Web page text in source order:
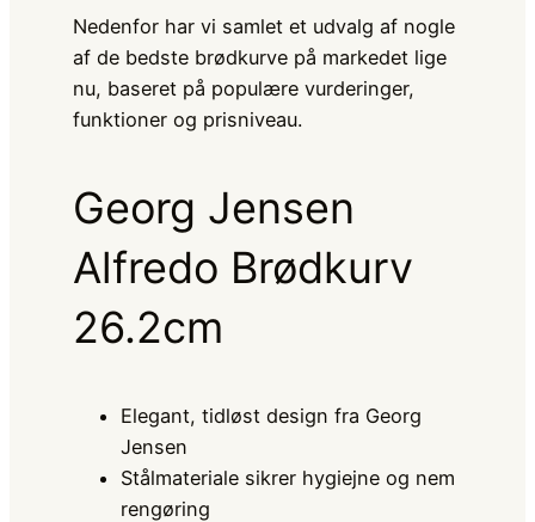
Nedenfor har vi samlet et udvalg af nogle
af de bedste brødkurve på markedet lige
nu, baseret på populære vurderinger,
funktioner og prisniveau.
Georg Jensen
Alfredo Brødkurv
26.2cm
Elegant, tidløst design fra Georg
Jensen
Stålmateriale sikrer hygiejne og nem
rengøring